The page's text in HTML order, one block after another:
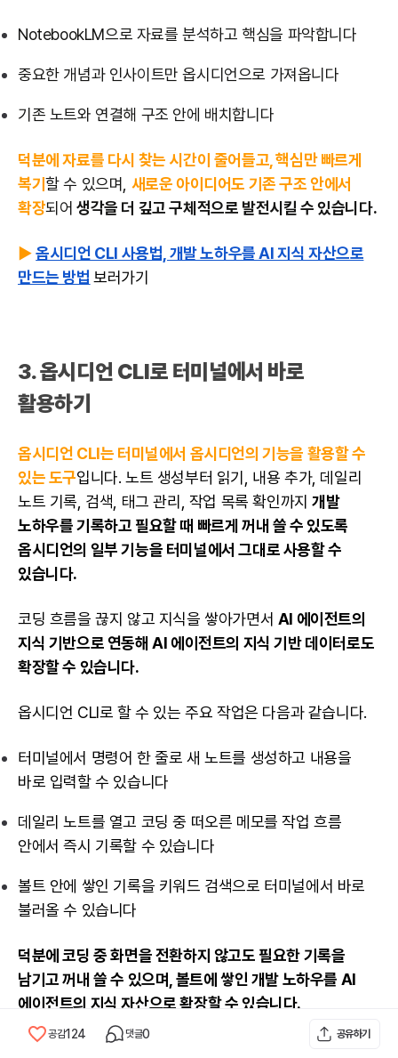
NotebookLM으로 자료를 분석하고 핵심을 파악합니다
중요한 개념과 인사이트만 옵시디언으로 가져옵니다
기존 노트와 연결해 구조 안에 배치합니다
덕분에 자료를 다시 찾는 시간이 줄어들고, 핵심만 빠르게
복기할 수 있으며,
새로운 아이디어도 기존 구조 안에서
확장되어 생각을 더 깊고 구체적으로 발전시킬 수 있습니다.
▶옵시디언 CLI 사용법, 개발 노하우를 AI 지식 자산으로
만드는 방법 보러가기
3. 옵시디언 CLI로 터미널에서 바로
활용하기
옵시디언 CLI는 터미널에서 옵시디언의 기능을 활용할 수
있는 도구입니다. 노트 생성부터 읽기, 내용 추가, 데일리
노트 기록, 검색, 태그 관리, 작업 목록 확인까지개발
노하우를 기록하고 필요할 때 빠르게 꺼내 쓸 수 있도록
옵시디언의 일부 기능을 터미널에서 그대로 사용할 수
있습니다.
코딩 흐름을 끊지 않고 지식을 쌓아가면서 AI 에이전트의
지식 기반으로 연동해 AI 에이전트의 지식 기반 데이터로도
확장할 수 있습니다.
옵시디언 CLI로 할 수 있는 주요 작업은 다음과 같습니다.
터미널에서 명령어 한 줄로 새 노트를 생성하고 내용을
바로 입력할 수 있습니다
데일리 노트를 열고 코딩 중 떠오른 메모를 작업 흐름
안에서 즉시 기록할 수 있습니다
볼트 안에 쌓인 기록을 키워드 검색으로 터미널에서 바로
불러올 수 있습니다
덕분에 코딩 중 화면을 전환하지 않고도 필요한 기록을
남기고 꺼내 쓸 수 있으며, 볼트에 쌓인 개발 노하우를 AI
에이전트의 지식 자산으로 확장할 수 있습니다.
옵시디언 CLI 사용법, 개발 노하우를 AI 지식 자산으로
공감124 댓글0 공유하기